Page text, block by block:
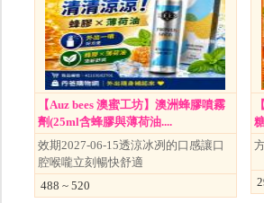
【Auz bees 澳蜜工坊】澳洲蜂膠噴霧
劑(25ml含蜂膠與薄荷油....
效期2027-06-15透涼冰冽的口感讓口
腔喉嚨立刻暢快舒適
488 ~ 520